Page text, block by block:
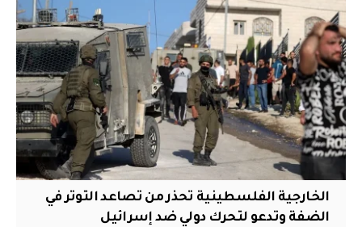
الخارجية الفلسطينية تحذر من تصاعد التوتر في
الضفة وتدعو لتحرك دولي ضد إسرائيل